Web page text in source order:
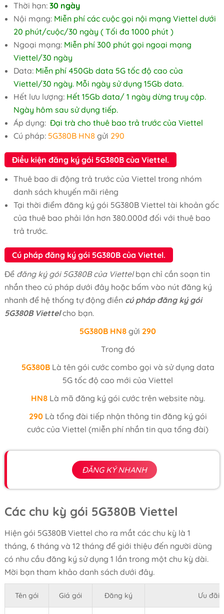
Thời hạn: 30 ngày
Nội mạng:Miễn phí các cuộc gọi nội mạng Viettel dưới
20 phút/cuộc/30 ngày ( Tối đa 1000 phút )
Ngoại mạng: Miễn phí 300 phút gọi ngoại mạng
Viettel/30 ngày
Data: Miễn phí 450Gb data 5G tốc độ cao của
Viettel/30 ngày. Mỗi ngày sử dụng 15Gb data.
Hết lưu lượng:Hết 15Gb data/ 1 ngày dừng truy cập.
Ngày hôm sau sử dụng tiếp.
Áp dụng: Đại trà cho thuê bao trả trước của Viettel
Cú pháp: 5G380B HN8 gửi 290
Điều kiện đăng ký gói 5G380B của Viettel.
Thuê bao di động trả trước của Viettel trong nhóm
danh sách khuyến mãi riêng
Tại thời điểm đăng ký gói 5G380B Viettel tài khoản gốc
của thuê bao phải lớn hơn 380.000đ đối với thuê bao
trả trước.
Cú pháp đăng ký gói 5G380B của Viettel.
Để đăng ký gói 5G380B của Viettelbạn chỉ cần soạn tin
nhắn theo cú pháp dưới đây hoặc bấm vào nút đăng ký
nhanh để hệ thống tự động điền cú pháp đăng ký gói
5G380B Viettelcho bạn.
5G380B HN8 gửi 290
Trong đó
5G380B Là tên gói cước combo gọi và sử dụng data
5G tốc độ cao mới của Viettel
HN8 Là mã đăng ký gói cước trên website này.
290Là tổng đài tiếp nhận thông tin đăng ký gói
cước của Viettel (miễn phí nhắn tin qua tổng đài)
ĐĂNG KÝ NHANH
Các chu kỳ gói 5G380B Viettel
Hiện gói 5G380B Viettel cho ra mắt các chu kỳ là 1
tháng, 6 tháng và 12 tháng để giới thiệu đến người dùng
có nhu cầu đăng ký sử dụng 1 lần trong một chu kỳ dài.
Mời bạn tham khảo danh sách dưới đây.
Tên gói Giá gói Đăng ký Ưu đãi